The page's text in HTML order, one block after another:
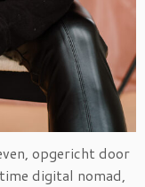
opgericht door
digital nomad,